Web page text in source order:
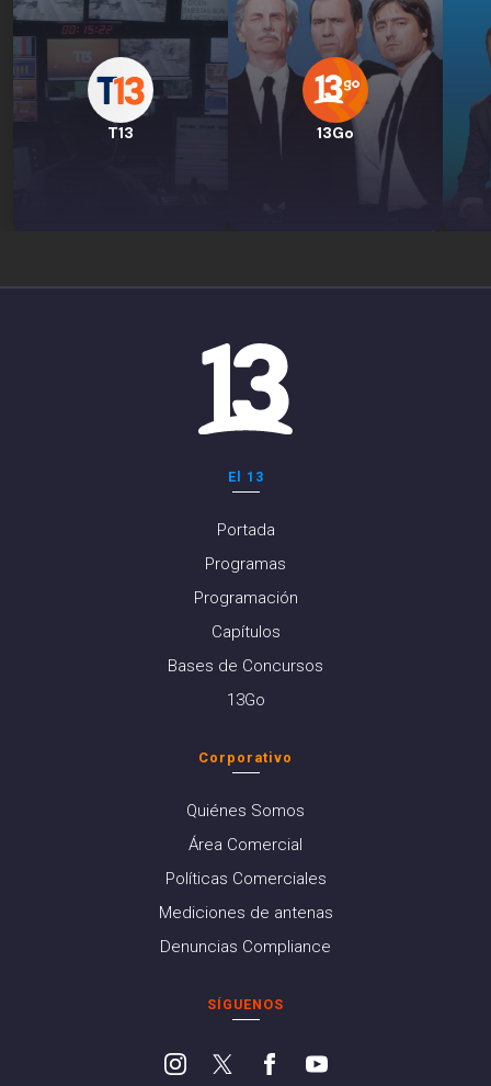
T13 13Go
El 13
Portada
Programas
Programación
Capítulos
Bases de Concursos
13Go
Corporativo
Quiénes Somos
Área Comercial
Políticas Comerciales
Mediciones de antenas
Denuncias Compliance
SÍGUENOS